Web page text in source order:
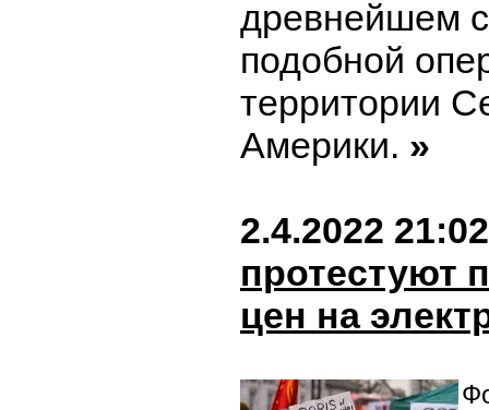
древнейшем
подобной
территории
Америки. »
2.4.2022 21:02
протестуют
цен на